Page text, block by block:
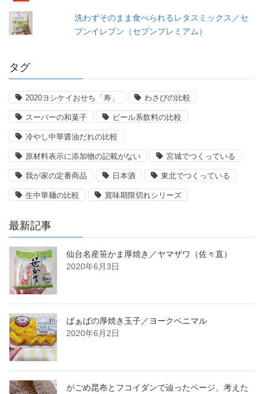
洗わずそのまま食べられるレタスミックス／セ
ブンイレブン（セブンプレミアム）
タグ
2020ヨシケイおせち「寿」 わさびの比較
スーパーの和菓子 ビール系飲料の比較
冷やし中華醤油だれの比較
原材料表示に添加物の記載がない 宮城でつくっている
我が家の定番商品 日本酒 東北でつくっている
生中華麺の比較 賞味期限切れシリーズ
最新記事
仙台名産笹かま厚焼き／ヤマザワ（佐々直）
2020年6月3日
ばぁばの厚焼き玉子／ヨークベニマル
2020年6月2日
がごめ昆布とフコイダンで辿ったページ、考えた